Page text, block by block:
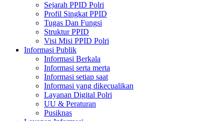
Sejarah PPID Polri
Profil Singkat PPID
Tugas Dan Fungsi
Struktur PPID
Visi Misi PPID Polri
Informasi Publik
Informasi Berkala
Informasi serta merta
Informasi setiap saat
Informasi yang dikecualikan
Layanan Digital Polri
UU & Peraturan
Pusiknas